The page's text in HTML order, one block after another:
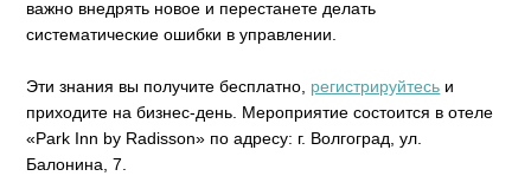
важно внедрять новое и перестанете делать
систематические ошибки в управлении.
Эти знания вы получите бесплатно, регистрируйтесь и
приходите на бизнес-день. Мероприятие состоится в отеле
«Park Inn by Radisson» по адресу: г. Волгоград, ул.
Балонина, 7.